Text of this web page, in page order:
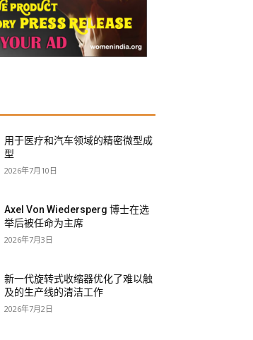
用于医疗和汽车领域的精密微型成
型
2026年7月10日
Axel Von Wiedersperg 博士在选
举后被任命为主席
2026年7月3日
新一代旋转式收缩器优化了难以触
及的生产线的清洁工作
2026年7月2日